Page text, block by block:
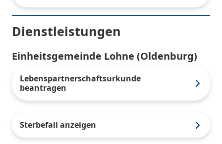
Dienstleistungen
Einheitsgemeinde Lohne (Oldenburg)
Lebenspartnerschaftsurkunde
beantragen
Sterbefall anzeigen